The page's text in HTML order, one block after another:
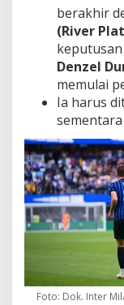
berakhir
(River
Denzel
memulai
Ia harus
Foto: Dok. Inter